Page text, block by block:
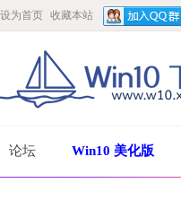
设为首页 收藏本站
论坛 Win10 美化版